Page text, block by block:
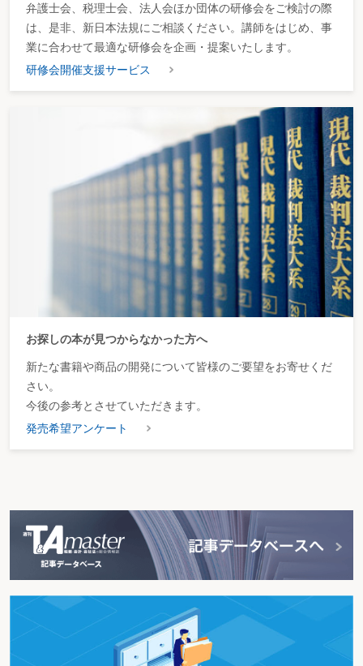
弁護士会、税理士会、法人会ほか団体の研修会をご検討の際
は、是非、新日本法規にご相談ください。講師をはじめ、事
業に合わせて最適な研修会を企画・提案いたします。
研修会開催支援サービス
お探しの本が見つからなかった方へ
新たな書籍や商品の開発について皆様のご要望をお寄せくだ
さい。
今後の参考とさせていただきます。
発売希望アンケート